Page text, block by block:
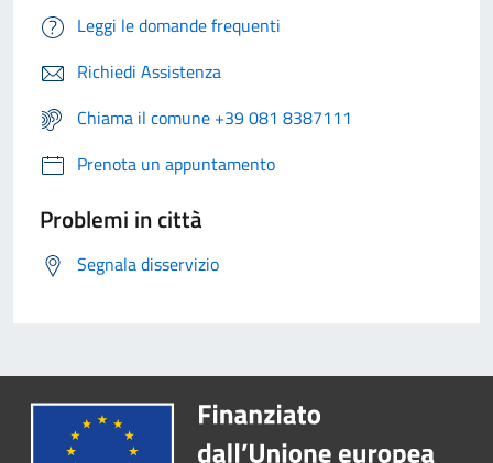
Leggi le domande frequenti
Richiedi Assistenza
Chiama il comune +39 081 8387111
Prenota un appuntamento
Problemi in città
Segnala disservizio